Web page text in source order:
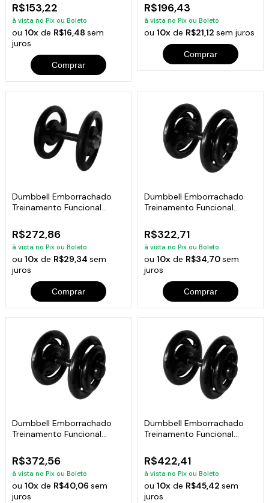
R$153,22
à vista no Pix ou Boleto
ou10x de R$16,48sem
juros
Comprar
R$196,43
à vista no Pix ou Boleto
ou 10xde R$21,12 sem juros
Comprar
Dumbbell Emborrachado
Treinamento Funcional
R$272,86
à vista no Pix ou Boleto
ou10x de R$29,34sem
juros
Comprar
Dumbbell Emborrachado
Treinamento Funcional
R$322,71
à vista no Pix ou Boleto
ou 10xde R$34,70sem
juros
Comprar
Dumbbell Emborrachado
Treinamento Funcional
R$372,56
à vista no Pix ou Boleto
ou10x de R$40,06sem
juros
Dumbbell Emborrachado
Treinamento Funcional
R$422,41
à vista no Pix ou Boleto
ou 10xde R$45,42 sem
juros